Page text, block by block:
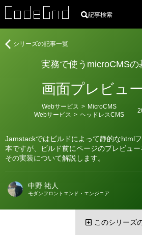
記事検索
実務で使うmicroCMSの
画面プレビュ
Jamstackではビルドによって静的なhtml
本ですが、ビルド前にページのプレビュー
その実装について解説します。
テ
ー
Webサービス > MicroCMS
Webサービス > ヘッドレスCMS
者
中野 祐人
モダンフロントエンド・エンジニア
実
シリーズの記事一覧
このシリーズ